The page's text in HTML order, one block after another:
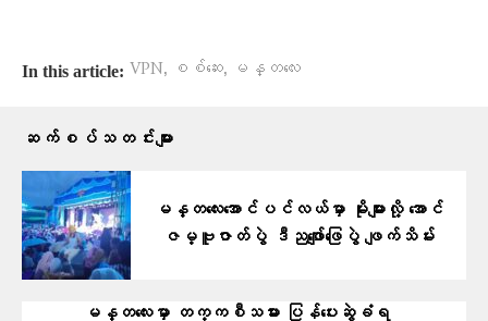
In this article: VPN, စစ်ဆေး, မန္တလေး
ဆက်စပ်သတင်းများ
မန္တလေးအောင်ပင်လယ်မှာ မိုးများလို့ အောင်
ဇမ္ဗူဇာတ်ပွဲ ဒီညဖျော်ဖြေပွဲ ဖျက်သိမ်း
မန္တလေးမှာ တက္ကစီသမား ပြန်ပေးဆွဲခံရ